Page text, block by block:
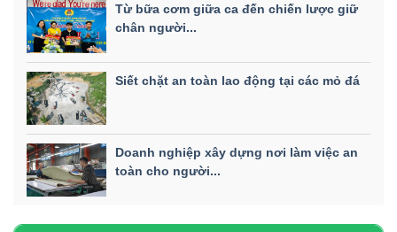
Từ bữa cơm giữa ca đến chiến lược giữ
chân người...
Siết chặt an toàn lao động tại các mỏ đá
Doanh nghiệp xây dựng nơi làm việc an
toàn cho người...